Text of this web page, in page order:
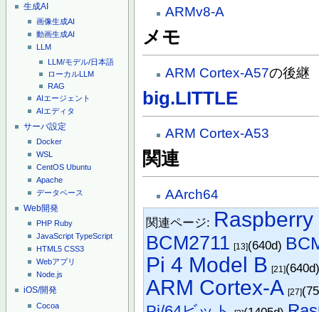
生成AI
画像生成AI
動画生成AI
LLM
LLM/モデル/日本語
ローカルLLM
RAG
AIエージェント
AIエディタ
サーバ設定
Docker
WSL
CentOS Ubuntu
Apache
データベース
Web開発
PHP Ruby
JavaScript TypeScript
HTML5 CSS3
Webアプリ
Node.js
iOS/開発
Cocoa
ARMv8-A
メモ
ARM Cortex-A57の後継
big.LITTLE
ARM Cortex-A53
関連
AArch64
関連ページ: Raspberry
BCM2711 [13](640d)
Pi 4 Model B [21]
ARM Cortex-A [27]